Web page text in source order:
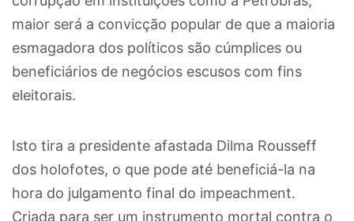
maior será a convicção popular de que a maioria
esmagadora dos políticos são cúmplices ou
beneficiários de negócios escusos com fins
eleitorais.
Isto tira a presidente afastada Dilma Rousseff
dos holofotes, o que pode até beneficiá-la na
hora do julgamento final do impeachment.
Criada para ser um instrumento mortal contra o